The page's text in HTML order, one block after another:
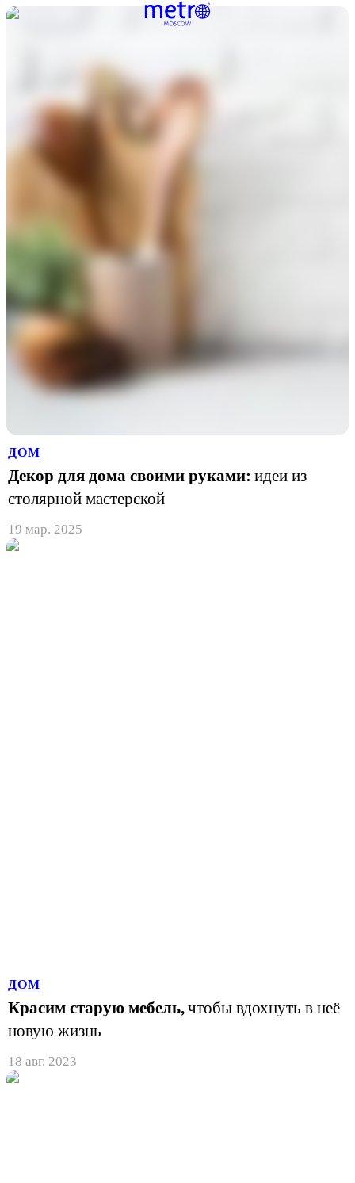
ДОМ
Декор для дома своими руками: идеи из
столярной мастерской
19 мар. 2025
ДОМ
Красим старую мебель,чтобы вдохнуть в неё
новую жизнь
18 авг. 2023